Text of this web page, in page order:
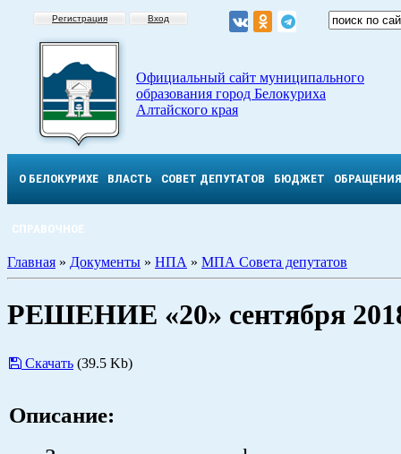
Регистрация Вход
Официальный сайт муниципального
образования город Белокуриха
Алтайского края
О БЕЛОКУРИХЕ ВЛАСТЬ СОВЕТ ДЕПУТАТОВ БЮДЖЕТ ОБРАЩЕНИЯ
СПРАВОЧНОЕ
Главная » Документы » НПА » МПА Совета депутатов
РЕШЕНИЕ «20» сентября
Скачать (39.5 Kb)
Описание: